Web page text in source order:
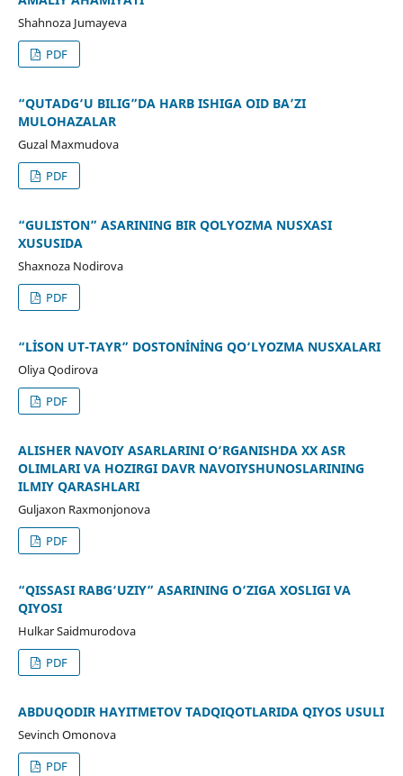
Shahnoza Jumayeva
PDF
“QUTADG‘U BILIG”DA HARB ISHIGA OID BA’ZI
MULOHAZALAR
Guzal Maxmudova
PDF
“GULISTON” ASARINING BIR QOʻLYOZMA NUSXASI
XUSUSIDA
Shaxnoza Nodirova
PDF
“LİSON UT-TAYR” DOSTONİNİNG QO‘LYOZMA NUSXALARI
Oliya Qodirova
PDF
ALISHER NAVOIY ASARLARINI O‘RGANISHDA XX ASR
OLIMLARI VA HOZIRGI DAVR NAVOIYSHUNOSLARINING
ILMIY QARASHLARI
Guljaxon Raxmonjonova
PDF
“QISSASI RABG‘UZIY” ASARINING O‘ZIGA XOSLIGI VA
QIYOSI
Hulkar Saidmurodova
PDF
ABDUQODIR HAYITMETOV TADQIQOTLARIDA QIYOS USULI
Sevinch Omonova
PDF